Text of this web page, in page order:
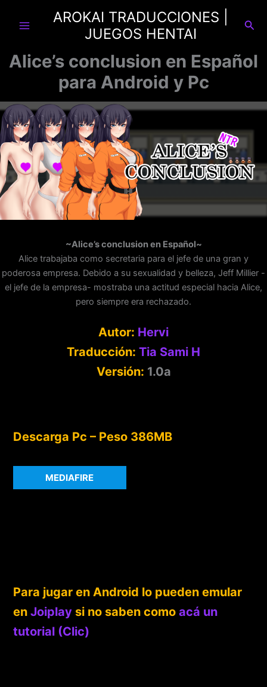
AROKAI TRADUCCIONES |
JUEGOS HENTAI
Alice’s conclusion en Español
para Android y Pc
~Alice’s conclusion en Español~
Alice trabajaba como secretaria para el jefe de una gran y
poderosa empresa. Debido a su sexualidad y belleza, Jeff Millier -
el jefe de la empresa- mostraba una actitud especial hacia Alice,
pero siempre era rechazado.
Autor: Hervi
Traducción: Tia Sami H
Versión: 1.0a
Descarga Pc – Peso 386MB
MEDIAFIRE
Para jugar en Android lo pueden emular
en Joiplaysi no saben como acá un
tutorial (Clic)